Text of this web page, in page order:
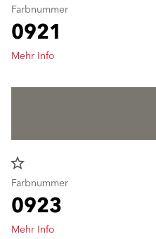
Farbnummer
0921
Mehr Info
star_border
Farbnummer
0923
Mehr Info